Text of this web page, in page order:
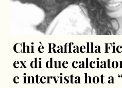
Chi è Raffaella
ex di due
e intervista hot a